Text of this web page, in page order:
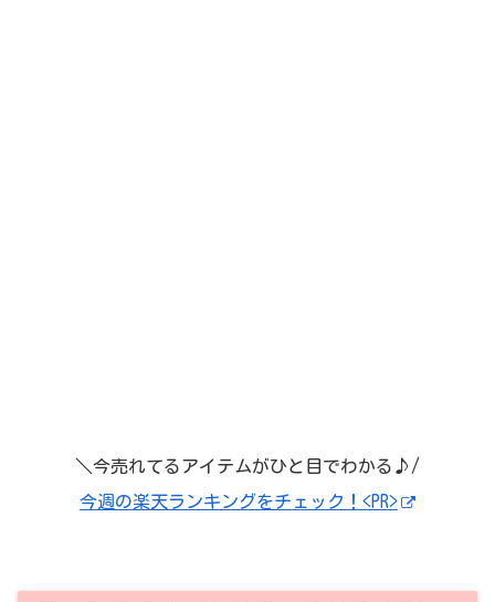
＼今売れてるアイテムがひと目でわかる♪/
今週の楽天ランキングをチェック！<PR>